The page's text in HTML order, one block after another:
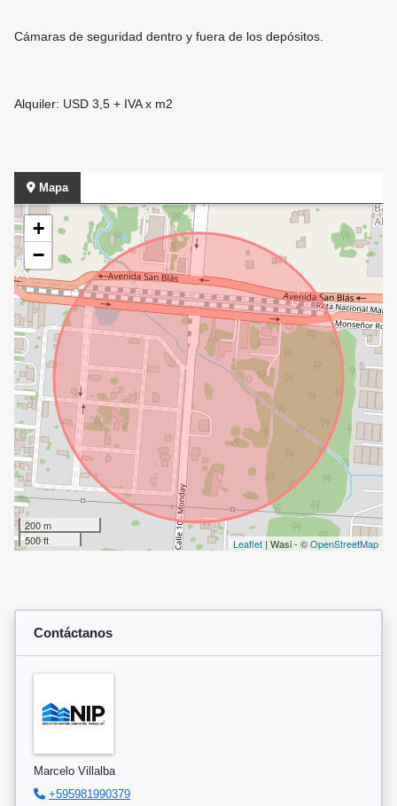
Cámaras de seguridad dentro y fuera de los depósitos.
Alquiler: USD 3,5 + IVA x m2
Mapa
+
−
200 m
500 ft
Leaflet | Wasi - ©OpenStreetMap
Contáctanos
Marcelo Villalba
+595981990379